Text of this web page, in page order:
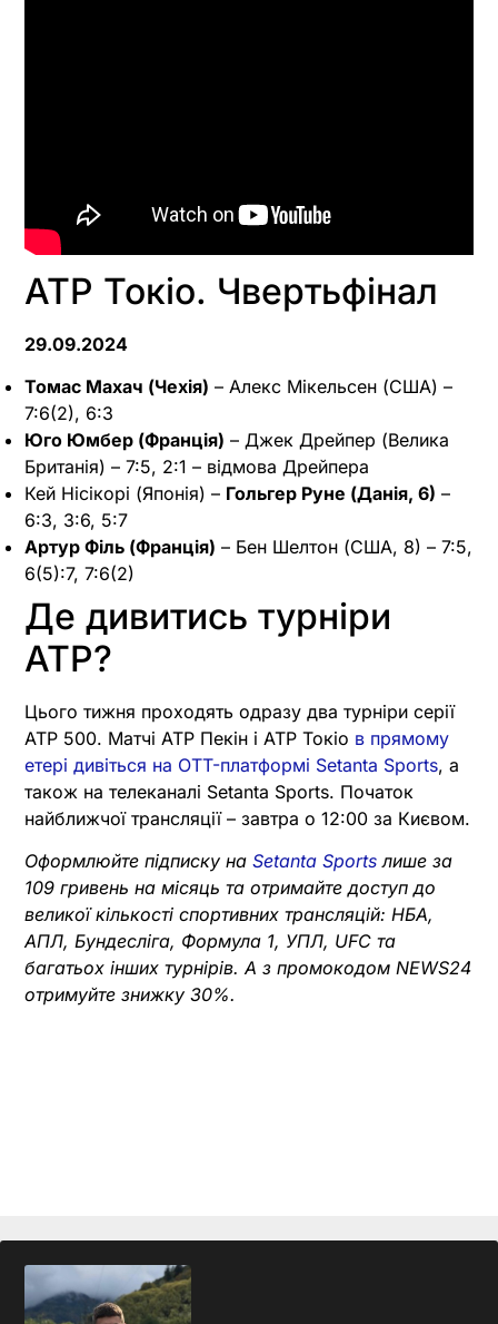
ATP Токіо. Чвертьфінал
29.09.2024
Томас Махач (Чехія) – Алекс Мікельсен (США) –
7:6(2), 6:3
Юго Юмбер (Франція) – Джек Дрейпер (Велика
Британія) – 7:5, 2:1 – відмова Дрейпера
Кей Нісікорі (Японія) – Гольгер Руне (Данія, 6) –
6:3, 3:6, 5:7
Артур Філь (Франція) – Бен Шелтон (США, 8) – 7:5,
6(5):7, 7:6(2)
Де дивитись турніри
ATP?
Цього тижня проходять одразу два турніри серії
ATP 500. Матчі ATP Пекін і ATP Токіо в прямому
етері дивіться на OTT-платформі Setanta Sports, а
також на телеканалі Setanta Sports. Початок
найближчої трансляції – завтра о 12:00 за Києвом.
Оформлюйте підписку на Setanta Sports лише за
109 гривень на місяць та отримайте доступ до
великої кількості спортивних трансляцій: НБА,
АПЛ, Бундесліга, Формула 1, УПЛ, UFC та
багатьох інших турнірів. А з промокодом NEWS24
отримуйте знижку 30%.